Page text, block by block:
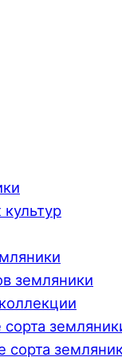
культур
земляники
сорта